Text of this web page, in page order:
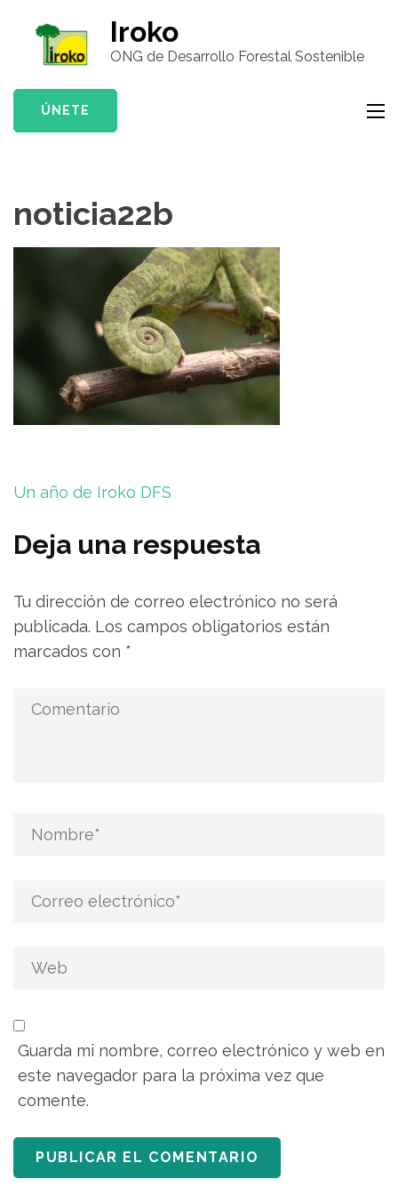
contenido
(presiona
tecla
Iroko
ONG de Desarrollo Forestal Sostenible
ÚNETE
noticia22b
Navegación
entradas
Un año de Iroko DFS
Deja una respuesta
Tu dirección de correo electrónico no será
publicada. Los campos obligatorios están
marcados con *
Guarda mi nombre, correo electrónico y web en
este navegador para la próxima vez que
comente.